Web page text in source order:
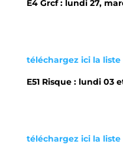
E4 Grcf : lundi 27,
téléchargez ici la liste
E51 Risque : lundi 03
téléchargez ici la liste